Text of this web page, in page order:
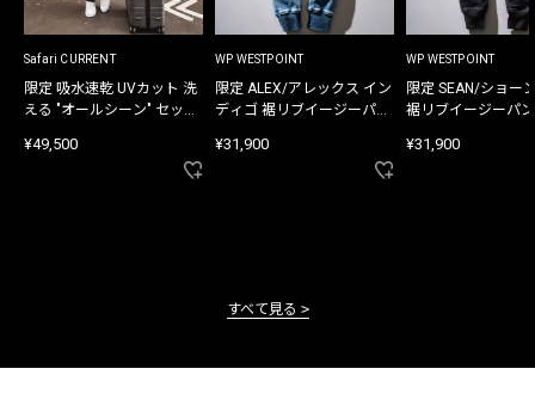
Safari CURRENT
限定 吸水速乾 UVカット 洗
える "オールシーン" セット
¥49,500
WP WESTPOINT
限定 ALEX/アレックス イン
ディゴ 裾リブイージーパン
¥31,900
WP WESTPOINT
限定 SEAN/ショー
裾リブイージーパ
¥31,900
すべて見る